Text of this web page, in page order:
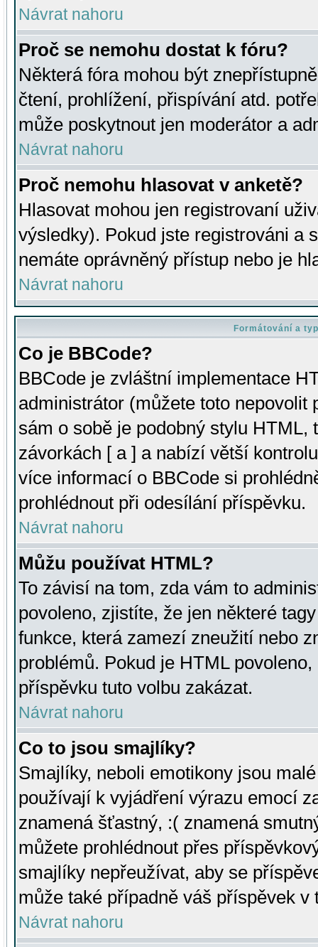
Návrat nahoru
Proč se nemohu dostat k fóru?
Některá fóra mohou být
čtení, prohlížení, přispívání atd.
může poskytnout jen moderátor a
Návrat nahoru
Proč nemohu hlasovat v anketě?
Hlasovat mohou jen registrovaní
výsledky). Pokud jste registrováni a
nemáte oprávněný přístup nebo je
Návrat nahoru
Formátování a
Co je BBCode?
BBCode je zvláštní implementace
administrátor (můžete toto
sám o sobě je podobný stylu HTML,
závorkách [ a ] a nabízí větší
více informací o BBCode si
prohlédnout při odesílání příspěvku.
Návrat nahoru
Můžu používat HTML?
To závisí na tom, zda vám to
povoleno, zjistíte, že jen některé
funkce, která zamezí zneužití nebo
problémů. Pokud je HTML
příspěvku tuto volbu zakázat.
Návrat nahoru
Co to jsou smajlíky?
Smajlíky, neboli emotikony jsou
používají k vyjádření výrazu emocí
znamená šťastný, :( znamená
můžete prohlédnout přes
smajlíky nepřeužívat, aby se
může také případně váš příspěvek v
Návrat nahoru